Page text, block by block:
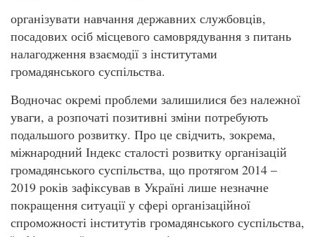
організувати навчання державних службовців,
посадових осіб місцевого самоврядування з питань
налагодження взаємодії з інститутами
громадянського суспільства.
Водночас окремі проблеми залишилися без належної
уваги, а розпочаті позитивні зміни потребують
подальшого розвитку. Про це свідчить, зокрема,
міжнародний Індекс сталості розвитку організацій
громадянського суспільства, що протягом 2014 –
2019 років зафіксував в Україні лише незначне
покращення ситуації у сфері організаційної
спроможності інститутів громадянського суспільства,